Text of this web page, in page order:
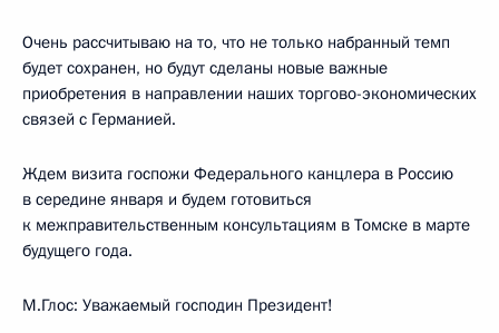
Очень рассчитываю на то, что не только набранный темп
будет сохранен, но будут сделаны новые важные
приобретения в направлении наших торгово-экономических
связей с Германией.
Ждем визита госпожи Федерального канцлера в Россию
в середине января и будем готовиться
к межправительственным консультациям в Томске в марте
будущего года.
М.Глос: Уважаемый господин Президент!